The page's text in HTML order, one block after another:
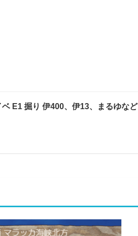
ベ E1 掘り 伊400、伊13、まるゆなど